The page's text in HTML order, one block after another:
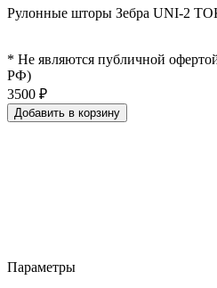
Рулонные шторы Зебра UNI-2
* Не являются публичной
РФ)
3500 ₽
Добавить в корзину
Параметры